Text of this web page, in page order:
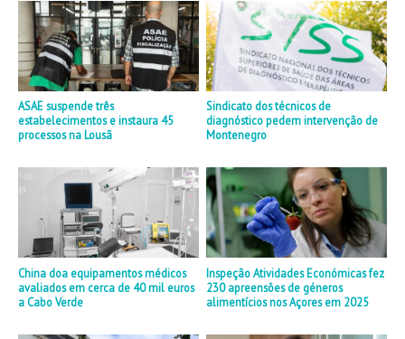
ASAE suspende três
estabelecimentos e instaura 45
processos na Lousã
Sindicato dos técnicos de
diagnóstico pedem intervenção de
Montenegro
China doa equipamentos médicos
avaliados em cerca de 40 mil euros
a Cabo Verde
Inspeção Atividades Económicas fez
230 apreensões de géneros
alimentícios nos Açores em 2025